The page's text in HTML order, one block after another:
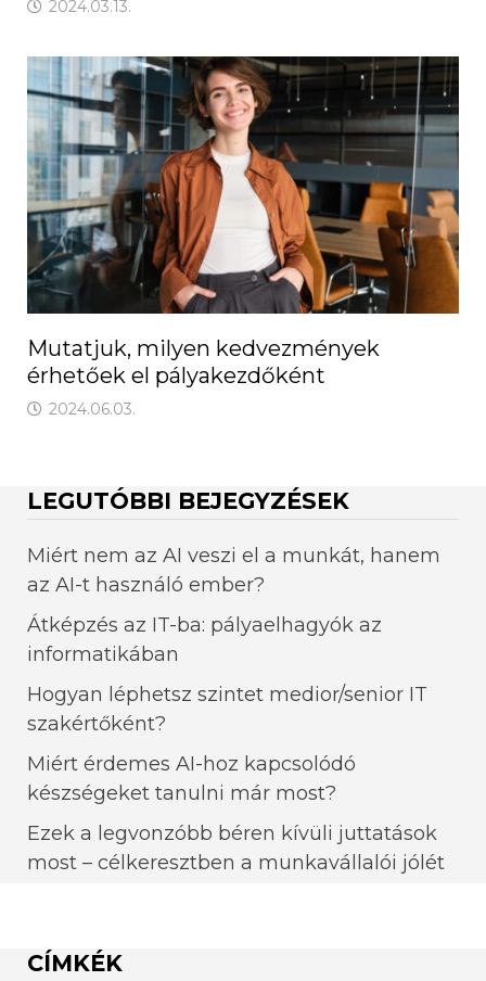
2024.03.13.
Mutatjuk, milyen kedvezmények
érhetőek el pályakezdőként
2024.06.03.
LEGUTÓBBI BEJEGYZÉSEK
Miért nem az AI veszi el a munkát, hanem
az AI-t használó ember?
Átképzés az IT-ba: pályaelhagyók az
informatikában
Hogyan léphetsz szintet medior/senior IT
szakértőként?
Miért érdemes AI-hoz kapcsolódó
készségeket tanulni már most?
Ezek a legvonzóbb béren kívüli juttatások
most – célkeresztben a munkavállalói jólét
CÍMKÉK